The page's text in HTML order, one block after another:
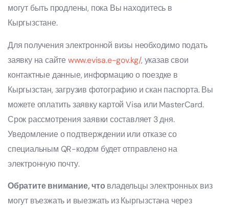
могут быть продлены, пока Вы находитесь в
Кыргызстане.
Для получения электронной визы необходимо подать
заявку на сайте www.evisa.e-gov.kg/, указав свои
контактные данные, информацию о поездке в
Кыргызстан, загрузив фотографию и скан паспорта. Вы
можете оплатить заявку картой Visa или MasterCard.
Срок рассмотрения заявки составляет 3 дня.
Уведомление о подтверждении или отказе со
специальным QR-кодом будет отправлено на
электронную почту.
Обратите внимание, что владельцы электронных виз
могут въезжать и выезжать из Кыргызстана через